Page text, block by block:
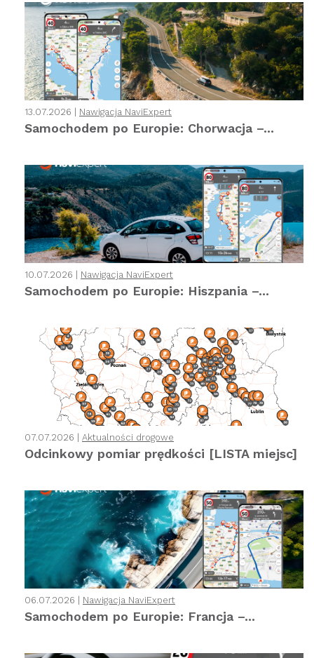
13.07.2026 | Nawigacja NaviExpert
Samochodem po Europie: Chorwacja –...
10.07.2026 | Nawigacja NaviExpert
Samochodem po Europie: Hiszpania –...
07.07.2026 | Aktualności drogowe
Odcinkowy pomiar prędkości [LISTA miejsc]
06.07.2026 | Nawigacja NaviExpert
Samochodem po Europie: Francja –...